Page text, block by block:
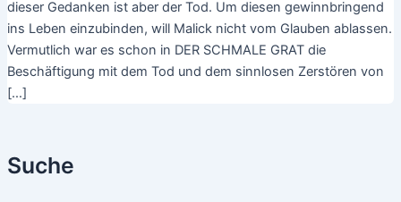
Suche
dieser Gedanken ist aber der Tod. Um diesen gewinnbringend
ins Leben einzubinden, will Malick nicht vom Glauben ablassen.
Vermutlich war es schon in DER SCHMALE GRAT die
Beschäftigung mit dem Tod und dem sinnlosen Zerstören von
[…]